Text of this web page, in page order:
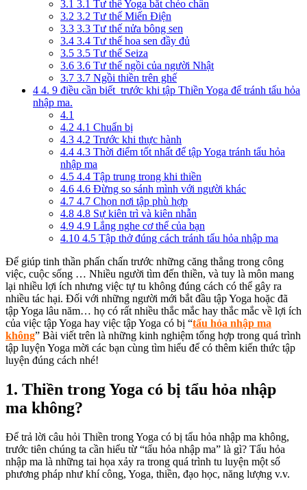
3.1 3.1 Tư thế Yoga bắt chéo chân
3.2 3.2 Tư thế Miến Điện
3.3 3.3 Tư thế nửa bông sen
3.4 3.4 Tư thế hoa sen đầy đủ
3.5 3.5 Tư thế Seiza
3.6 3.6 Tư thế ngồi của người Nhật
3.7 3.7 Ngồi thiền trên ghế
4 4. 9 điều cần biết trước khi tập Thiền Yoga để tránh tẩu hỏa
nhập ma.
4.1
4.2 4.1 Chuẩn bị
4.3 4.2 Trước khi thực hành
4.4 4.3 Thời điểm tốt nhất để tập Yoga tránh tẩu hỏa
nhập ma
4.5 4.4 Tập trung trong khi thiền
4.6 4.6 Đừng so sánh mình với người khác
4.7 4.7 Chọn nơi tập phù hợp
4.8 4.8 Sự kiên trì và kiên nhẫn
4.9 4.9 Lắng nghe cơ thể của bạn
4.10 4.5 Tập thở đúng cách tránh tẩu hỏa nhập ma
Để giúp tinh thần phấn chấn trước những căng thẳng trong công
việc, cuộc sống … Nhiều người tìm đến thiền, và tuy là môn mang
lại nhiều lợi ích nhưng việc tự tu không đúng cách có thể gây ra
nhiều tác hại. Đối với những người mới bắt đầu tập Yoga hoặc đã
tập Yoga lâu năm… họ có rất nhiều thắc mắc hay thắc mắc về lợi ích
của việc tập Yoga hay việc tập Yoga có bị “tẩu hỏa nhập ma
không” Bài viết trên là những kinh nghiệm tổng hợp trong quá trình
tập luyện Yoga mời các bạn cùng tìm hiểu để có thêm kiến thức tập
luyện đúng cách nhé!
1. Thiền trong Yoga có bị tẩu hỏa nhập
ma không?
Để trả lời câu hỏi Thiền trong Yoga có bị tẩu hỏa nhập ma không,
trước tiên chúng ta cần hiểu từ “tẩu hỏa nhập ma” là gì? Tẩu hỏa
nhập ma là những tai họa xảy ra trong quá trình tu luyện một số
phương pháp như khí công, Yoga, thiền, đạo học, năng lượng v.v.